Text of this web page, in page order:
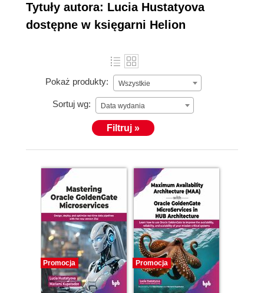
Tytuły autora: Lucia Hustatyova
dostępne w księgarni Helion
Pokaż produkty: Wszystkie
Sortuj wg: Data wydania
Filtruj »
Promocja Promocja